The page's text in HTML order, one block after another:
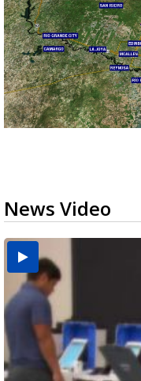
News Video